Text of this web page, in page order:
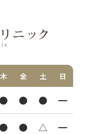
木 金 土 日
● ● ● ━
● ● △ ━